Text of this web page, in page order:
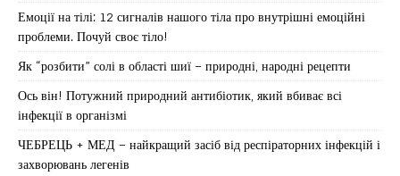
Емоції на тілі: 12 сигналів нашого тіла про внутрішні емоційні
проблеми. Почуй своє тіло!
Як “розбити” солі в області шиї – природні, народні рецепти
Ось він! Потужний природний антибіотик, який вбиває всі
інфекції в організмі
ЧЕБРЕЦЬ + МЕД – найкращий засіб від респіраторних інфекцій і
захворювань легенів